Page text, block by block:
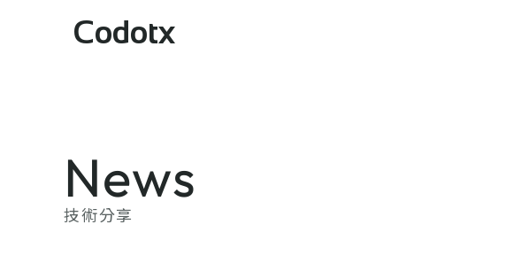
Codotx
News
技術分享